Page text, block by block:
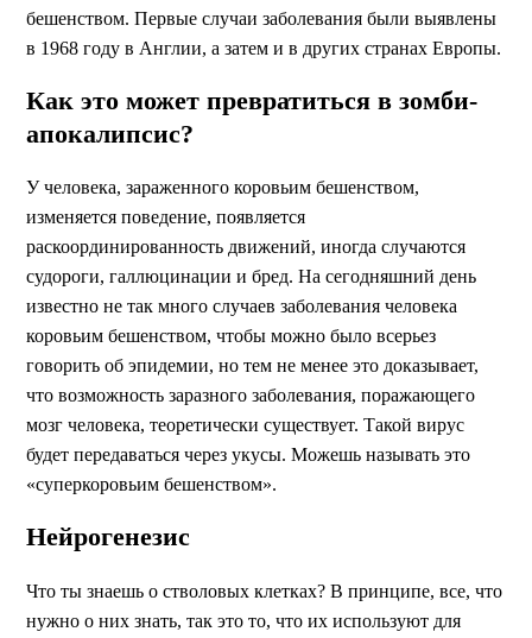
бешенством. Первые случаи заболевания были выявлены
в 1968 году в Англии, а затем и в других странах Европы.
Как это может превратиться в зомби-
апокалипсис?
У человека, зараженного коровьим бешенством,
изменяется поведение, появляется
раскоординированность движений, иногда случаются
судороги, галлюцинации и бред. На сегодняшний день
известно не так много случаев заболевания человека
коровьим бешенством, чтобы можно было всерьез
говорить об эпидемии, но тем не менее это доказывает,
что возможность заразного заболевания, поражающего
мозг человека, теоретически существует. Такой вирус
будет передаваться через укусы. Можешь называть это
«суперкоровьим бешенством».
Нейрогенезис
Что ты знаешь о стволовых клетках? В принципе, все, что
нужно о них знать, так это то, что их используют для